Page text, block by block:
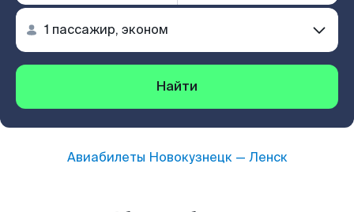
Найти
Авиабилеты Новокузнецк— Ленск